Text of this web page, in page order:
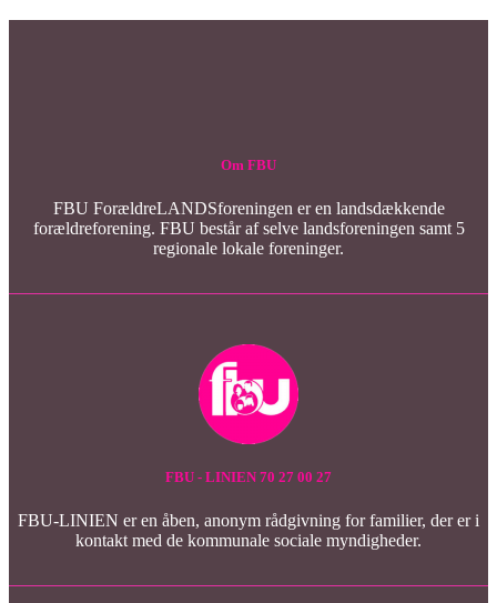
Om FBU
FBU ForældreLANDSforeningen er en landsdækkende
forældreforening. FBU består af selve landsforeningen samt 5
regionale lokale foreninger.
FBU - LINIEN 70 27 00 27
FBU-LINIEN er en åben, anonym rådgivning for familier, der er i
kontakt med de kommunale sociale myndigheder.